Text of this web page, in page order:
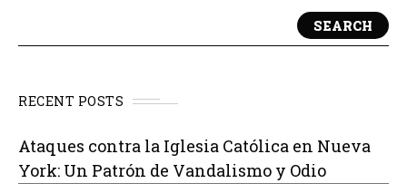
SEARCH
RECENT POSTS
Ataques contra la Iglesia Católica en Nueva
York: Un Patrón de Vandalismo y Odio